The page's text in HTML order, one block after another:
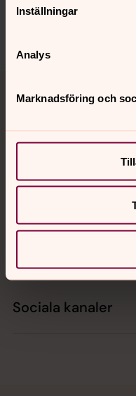
Inställningar
Analys
Marknadsföring och
Kontakt
Sociala kanaler